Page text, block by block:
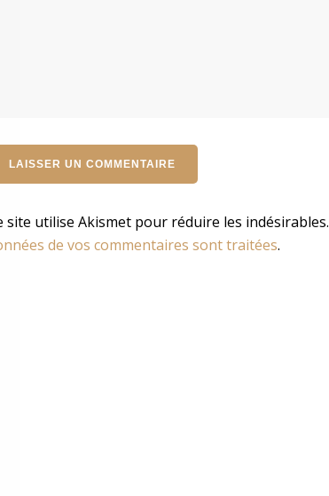
site utilise Akismet pour réduire les indésirables.
de vos commentaires sont traitées.